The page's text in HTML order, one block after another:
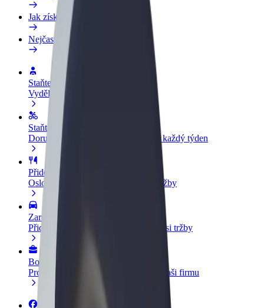
Jak získat členství
Nejčastější otázky
Staňte se řidičem
Vydělávejte podle sebe
Staňte se kurýrem
Doručujte jídlo a dostávejte výplatu každý týden
Přidejte restauraci nebo obchod
Oslovte více zákazníků a zvyšte si tržby
Zaregistrujte se jako flotilový partner
Přidejte svou flotilu k Boltu a zvyšte si tržby
Bolt for Business
Produkty a služby Boltu přesně pro vaši firmu